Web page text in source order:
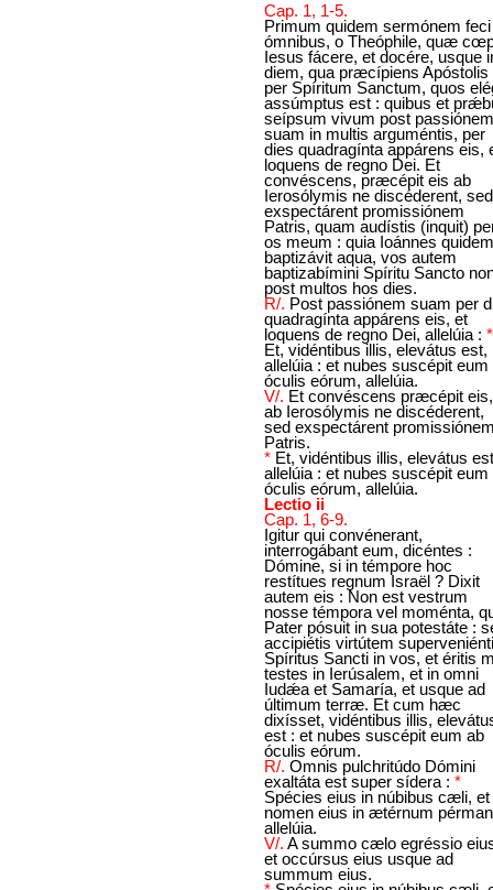
Cap. 1, 1-5.
Primum quidem sermónem
ómnibus, o Theóphile, quæ
Iesus fácere, et docére, usque
diem, qua præcípiens Apóstolis
per Spíritum Sanctum, quos
assúmptus est : quibus et
seípsum vivum post passiónem
suam in multis arguméntis, per
dies quadragínta appárens eis,
loquens de regno Dei. Et
convéscens, præcépit eis ab
Ierosólymis ne discéderent, sed
exspectárent promissiónem
Patris, quam audístis (inquit)
os meum : quia Ioánnes quidem
baptizávit aqua, vos autem
baptizabímini Spíritu Sancto
post multos hos dies.
R/. Post passiónem suam per
quadragínta appárens eis, et
loquens de regno Dei, allelúia : *
Et, vidéntibus illis, elevátus est,
allelúia : et nubes suscépit eum
óculis eórum, allelúia.
V/. Et convéscens præcépit eis,
ab Ierosólymis ne discéderent,
sed exspectárent
Patris.
* Et, vidéntibus illis, elevátus
allelúia : et nubes suscépit eum
óculis eórum, allelúia.
Lectio ii
Cap. 1, 6-9.
Igitur qui convénerant,
interrogábant eum, dicéntes :
Dómine, si in témpore hoc
restítues regnum Israël ? Dixit
autem eis : Non est vestrum
nosse témpora vel moménta,
Pater pósuit in sua potestáte :
accipiétis virtútem
Spíritus Sancti in vos, et éritis
testes in Ierúsalem, et in omni
Iudǽa et Samaría, et usque ad
últimum terræ. Et cum hæc
dixísset, vidéntibus illis,
est : et nubes suscépit eum ab
óculis eórum.
R/. Omnis pulchritúdo Dómini
exaltáta est super sídera : *
Spécies eius in núbibus cæli, et
nomen eius in ætérnum
allelúia.
V/. A summo cælo egréssio
et occúrsus eius usque ad
summum eius.